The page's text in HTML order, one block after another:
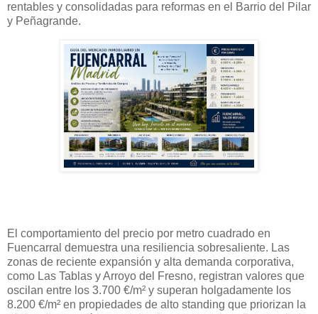
rentables y consolidadas para reformas en el Barrio del Pilar
y Peñagrande.
El comportamiento del precio por metro cuadrado en
Fuencarral demuestra una resiliencia sobresaliente. Las
zonas de reciente expansión y alta demanda corporativa,
como Las Tablas y Arroyo del Fresno, registran valores que
oscilan entre los 3.700 €/m² y superan holgadamente los
8.200 €/m² en propiedades de alto standing que priorizan la